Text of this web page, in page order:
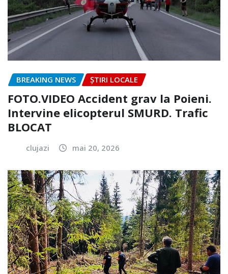
BREAKING NEWS ȘTIRI LOCALE
FOTO.VIDEO Accident grav la Poieni.
Intervine elicopterul SMURD. Trafic
BLOCAT
clujazi mai 20, 2026